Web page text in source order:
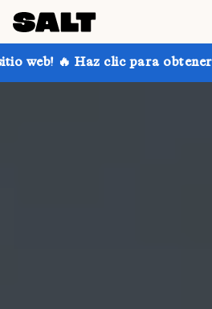
para obtener más información.